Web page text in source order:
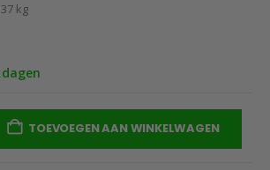
kg
TOEVOEGEN AAN WINKELWAGEN